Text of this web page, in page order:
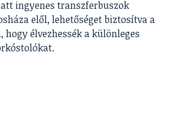
ingyenes transzferbuszok
elől, lehetőséget biztosítva a
élvezhessék a különleges